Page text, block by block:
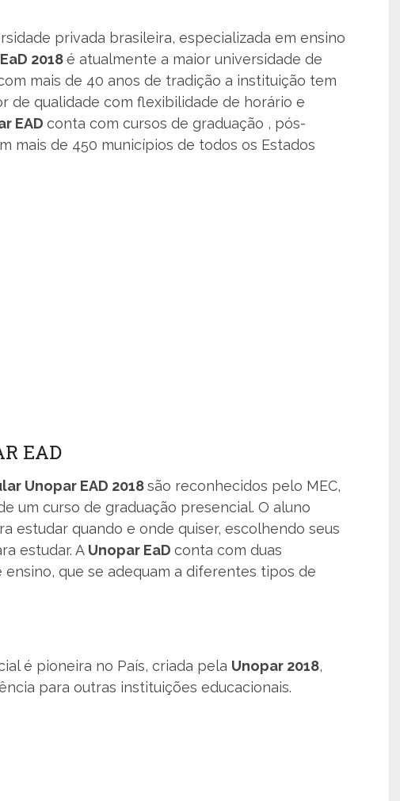
privada brasileira, especializada em ensino
2018é atualmente a maior universidade de
mais de 40 anos de tradição a instituição tem
de qualidade com flexibilidade de horário e
EAD conta com cursos de graduação , pós-
mais de 450 municípios de todos os Estados
EAD
Unopar EAD 2018são reconhecidos pelo MEC,
um curso de graduação presencial. O aluno
estudar quando e onde quiser, escolhendo seus
estudar. A Unopar EaD conta com duas
que se adequam a diferentes tipos de
é pioneira no País, criada pela Unopar 2018,
para outras instituições educacionais.